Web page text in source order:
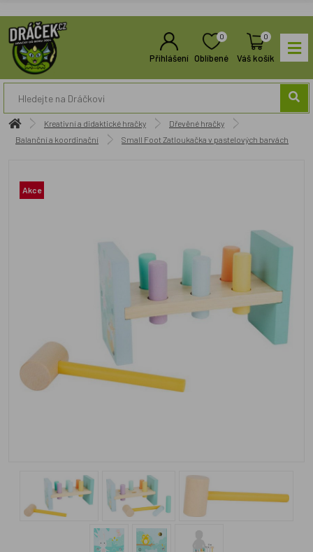
Přihlášení
0
Oblíbené
0
Váš košík
Kreativní a didaktické hračky
Dřevěné hračky
Balanční a koordinační
Small Foot Zatloukačka v pastelových barvách
Akce